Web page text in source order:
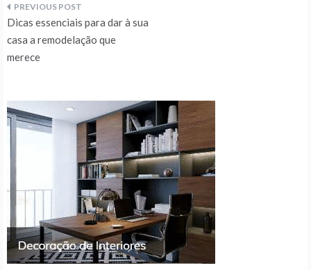
Navegação
de
Dicas essenciais para dar à sua
casa a remodelação que
merece